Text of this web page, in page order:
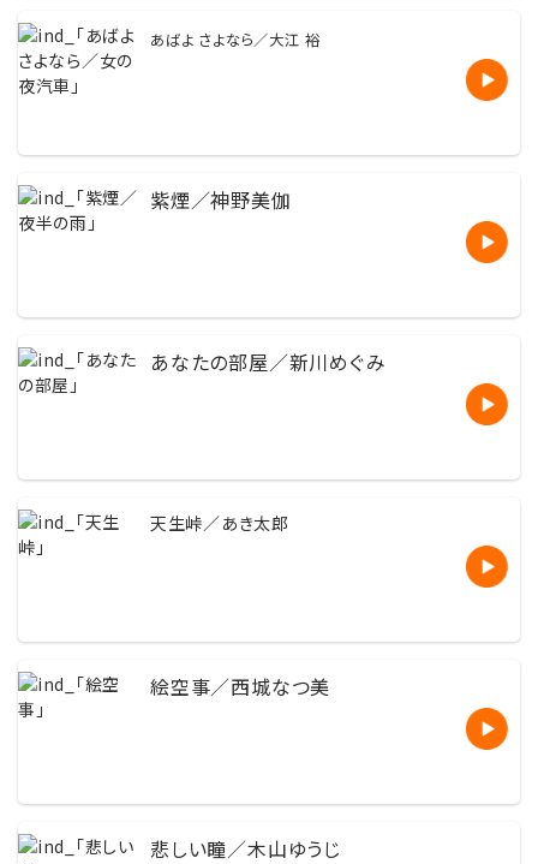
あばよ さよなら／大江 裕
紫煙／神野美伽
あなたの部屋／新川めぐみ
天生峠／あき太郎
絵空事／西城なつ美
悲しい瞳／木山ゆうじ